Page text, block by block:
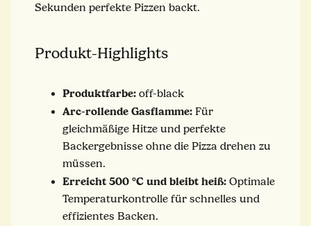
Sekunden perfekte Pizzen backt.
Produkt-Highlights
Produktfarbe: off-black
Arc-rollende Gasflamme: Für
gleichmäßige Hitze und perfekte
Backergebnisse ohne die Pizza drehen zu
müssen.
Erreicht 500 °C und bleibt heiß: Optimale
Temperaturkontrolle für schnelles und
effizientes Backen.